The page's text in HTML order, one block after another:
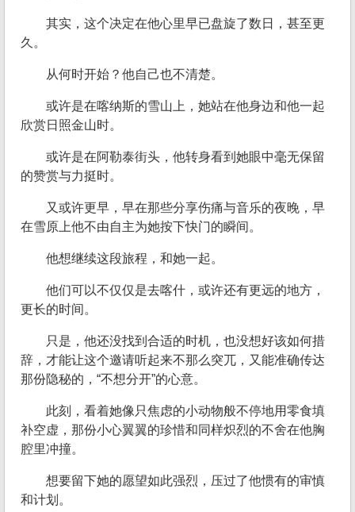
其实，这个决定在他心里早已盘旋了数日，甚至更
久。
从何时开始？他自己也不清楚。
或许是在喀纳斯的雪山上，她站在他身边和他一起
欣赏日照金山时。
或许是在阿勒泰街头，他转身看到她眼中毫无保留
的赞赏与力挺时。
又或许更早，早在那些分享伤痛与音乐的夜晚，早
在雪原上他不由自主为她按下快门的瞬间。
他想继续这段旅程，和她一起。
他们可以不仅仅是去喀什，或许还有更远的地方，
更长的时间。
只是，他还没找到合适的时机，也没想好该如何措
辞，才能让这个邀请听起来不那么突兀，又能准确传达
那份隐秘的，“不想分开”的心意。
此刻，看着她像只焦虑的小动物般不停地用零食填
补空虚，那份小心翼翼的珍惜和同样炽烈的不舍在他胸
腔里冲撞。
想要留下她的愿望如此强烈，压过了他惯有的审慎
和计划。